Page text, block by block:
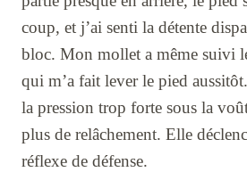
coup, et j’ai senti la détente
bloc. Mon mollet a même suivi
qui m’a fait lever le pied
la pression trop forte sous la
plus de relâchement. Elle
réflexe de défense.